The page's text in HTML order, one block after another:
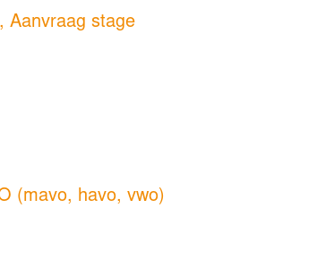
Aanvraag stage
(mavo, havo, vwo)